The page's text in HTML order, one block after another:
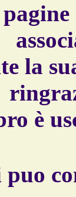
la
è
puo